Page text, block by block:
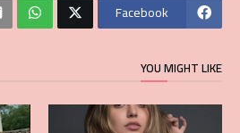
Facebook
YOU MIGHT LIKE